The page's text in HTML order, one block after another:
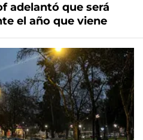
adelantó que será
el año que viene